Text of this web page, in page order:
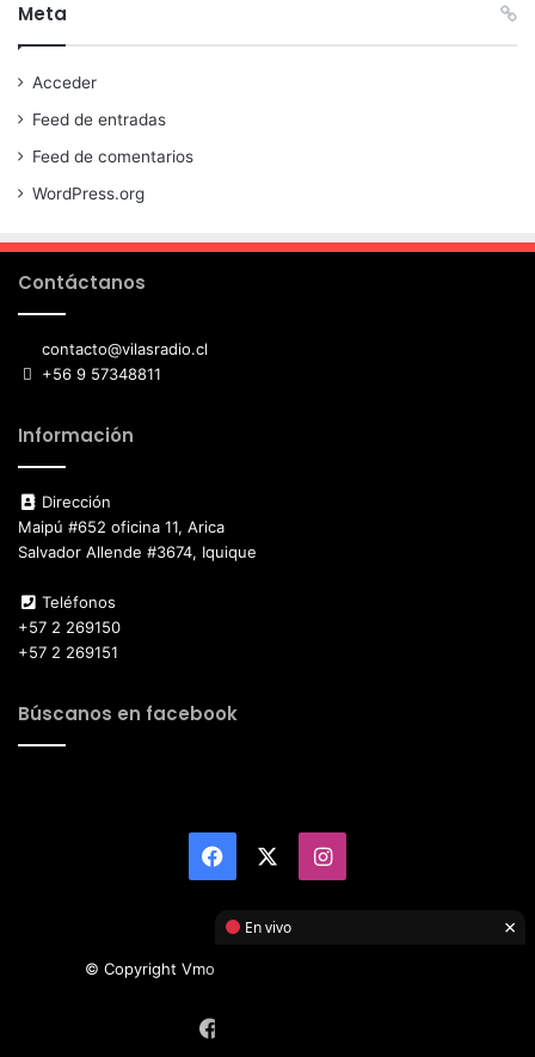
Meta
Acceder
Feed de entradas
Feed de comentarios
WordPress.org
Contáctanos
contacto@vilasradio.cl
+56 9 57348811
Información
Dirección
Maipú #652 oficina 11, Arica
Salvador Allende #3674, Iquique
Teléfonos
+57 2 269150
+57 2 269151
Búscanos en facebook
Facebook Instagram
© Copyright Vmotor TI 2026, All Rights Reserved
En vivo ×